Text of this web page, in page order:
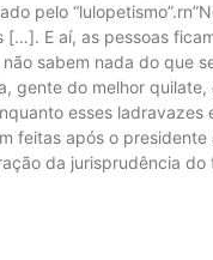
pelo
E aí, as pessoas
sabem nada do que
gente do melhor
esses ladravazes
feitas após o presidente
da jurisprudência do